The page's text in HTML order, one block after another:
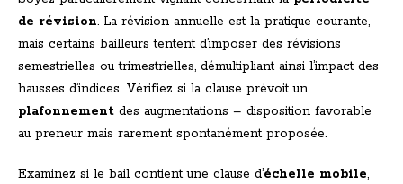
de révision. La révision annuelle est la pratique courante,
mais certains bailleurs tentent d’imposer des révisions
semestrielles ou trimestrielles, démultipliant ainsi l’impact des
hausses d’indices. Vérifiez si la clause prévoit un
plafonnement des augmentations – disposition favorable
au preneur mais rarement spontanément proposée.
Examinez si le bail contient une clause d’échelle mobile,